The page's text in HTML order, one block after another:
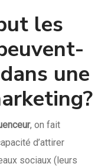
les
une
, on fait
d’attirer
sociaux (leurs